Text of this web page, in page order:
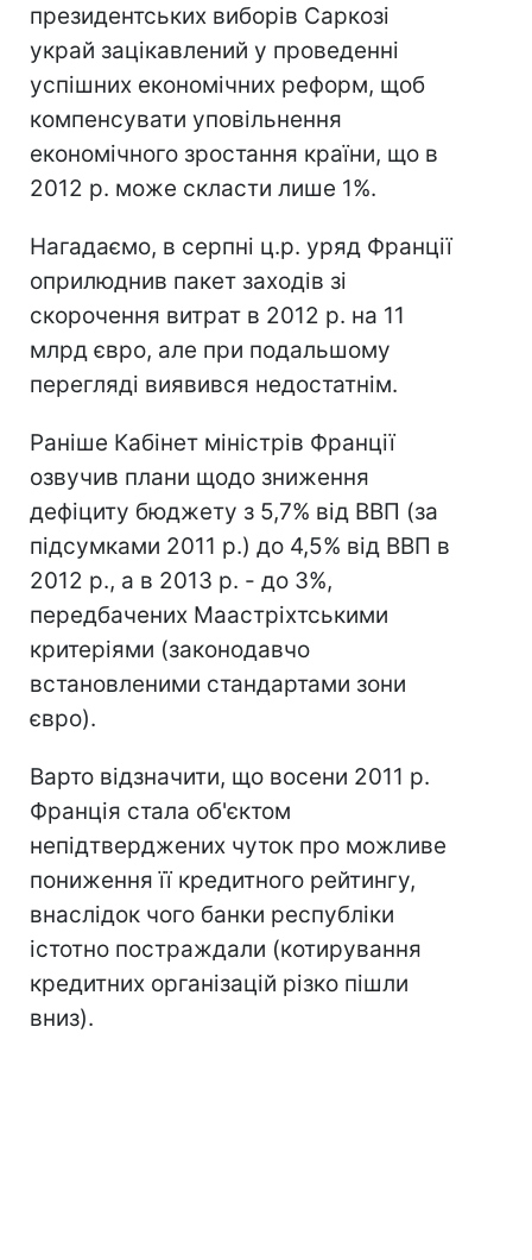
президентських виборів Саркозі
украй зацікавлений у проведенні
успішних економічних реформ, щоб
компенсувати уповільнення
економічного зростання країни, що в
2012 р. може скласти лише 1%.
Нагадаємо, в серпні ц.р. уряд Франції
оприлюднив пакет заходів зі
скорочення витрат в 2012 р. на 11
млрд євро, але при подальшому
перегляді виявився недостатнім.
Раніше Кабінет міністрів Франції
озвучив плани щодо зниження
дефіциту бюджету з 5,7% від ВВП (за
підсумками 2011 р.) до 4,5% від ВВП в
2012 р., а в 2013 р. - до 3%,
передбачених Маастріхтськими
критеріями (законодавчо
встановленими стандартами зони
євро).
Варто відзначити, що восени 2011 р.
Франція стала об'єктом
непідтверджених чуток про можливе
пониження її кредитного рейтингу,
внаслідок чого банки республіки
істотно постраждали (котирування
кредитних організацій різко пішли
вниз).